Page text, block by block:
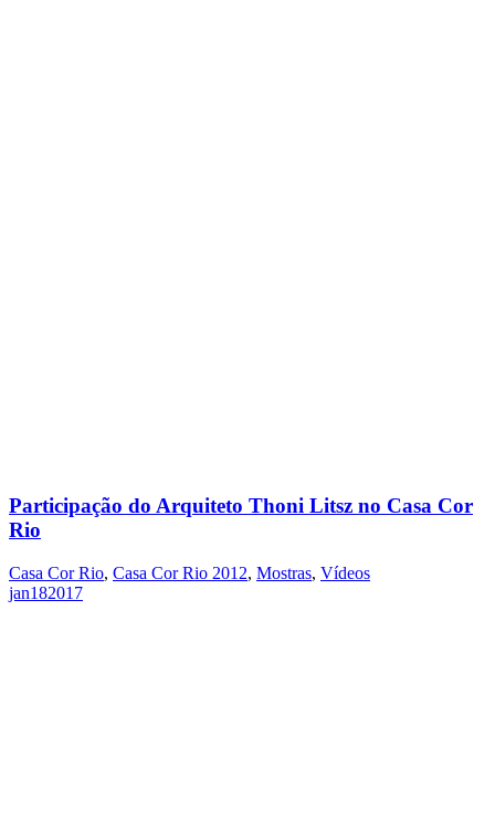
Participação do Arquiteto Thoni Litsz no Casa Cor
Rio
Casa Cor Rio, Casa Cor Rio 2012, Mostras, Vídeos
jan182017